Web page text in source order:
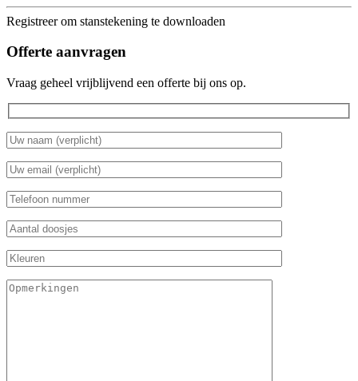
Registreer om stanstekening te downloaden
Offerte aanvragen
Vraag geheel vrijblijvend een offerte bij ons op.